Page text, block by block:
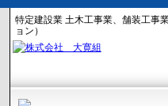
特定建設業 土木工事業、舗装工事
ョン）